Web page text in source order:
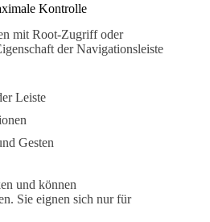
Kontrolle
mit Root-Zugriff oder
der Navigationsleiste
Leiste
Gesten
und können
Sie eignen sich nur für